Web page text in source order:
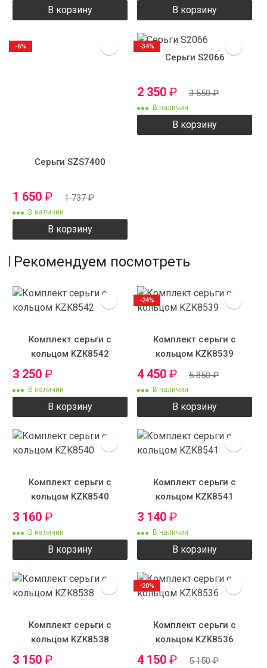
В корзину В корзину
Серьги SZS7400
1 650 ₽ 1 737₽
В наличии
В корзину
-6%
Серьги S2066
2 350 ₽ 3 550₽
В наличии
В корзину
-34%
Рекомендуем посмотреть
Комплект серьги с
кольцом KZK8542
3 250 ₽
В наличии
В корзину
Комплект серьги с
кольцом KZK8539
4 450 ₽ 5 850₽
В наличии
В корзину
-24%
Комплект серьги с
кольцом KZK8540
3 160 ₽
В наличии
В корзину
Комплект серьги с
кольцом KZK8541
3 140 ₽
В наличии
В корзину
Комплект серьги с
кольцом KZK8538
3 150 ₽
Комплект серьги с
кольцом KZK8536
4 150 ₽ 5 150₽
-20%